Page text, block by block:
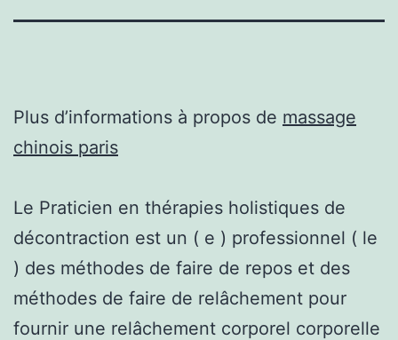
Plus d’informations à propos de massage
chinois paris
Le Praticien en thérapies holistiques de
décontraction est un ( e ) professionnel ( le
) des méthodes de faire de repos et des
méthodes de faire de relâchement pour
fournir une relâchement corporel corporelle